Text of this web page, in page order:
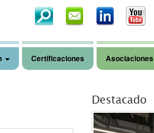
Certificaciones Asociaciones
Destacado